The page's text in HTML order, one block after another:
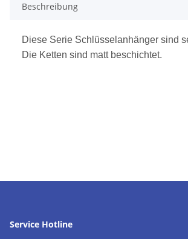
Beschreibung
Diese Serie Schlüsselanhänger sind
Die Ketten sind matt beschichtet.
Service Hotline